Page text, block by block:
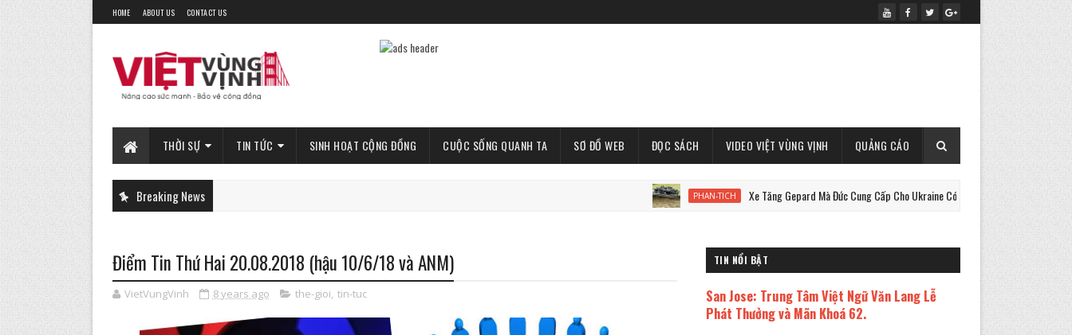
HOME ABOUT US CONTACT US
THỜI SỰ TIN TỨC SINH HOẠT CỘNG ĐỒNG CUỘC SỐNG QUANH TA SƠ ĐỒ WEB ĐỌC SÁCH VIDEO VIỆT VÙNG VỊNH QUẢNG CÁO
Breaking News PHAN-TICH Xe Tăng Gepard Mà Đức Cung Cấp Cho Ukraine Có Thể Làm Được Điều Này !
Điểm Tin Thứ Hai 20.08.2018 (hậu 10/6/18 và ANM)
VietVungVinh 8 years ago the-gioi, tin-tuc
TIN NỔI BẬT
San Jose: Trung Tâm Việt Ngữ Văn Lang Lễ
Phát Thưởng và Mãn Khoá 62.